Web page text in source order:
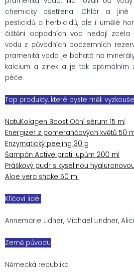
chemicky ošetřena. Chlór a jiné
pesticidů a herbicidů, ale i umělé
čištění odpadních vod nedají zcela
vodu z původních podzemních
pramenitá voda je bohatá na
kalcium a zinek a je tak optimálním
péče.
Top produkty, které byste měli
NatuKolagen Boost Oční sérum 15 ml
Energizer z pomerančových květů 50
Enzymatický peeling 30 g
Šampón Active proti lupům 200 ml
Práškový pudr s kyselinou
Aloe vera shake 50 ml
Klíčoví lidé:
Annemarie Lidner, Michael Lindner,
Země původu
Německá republika